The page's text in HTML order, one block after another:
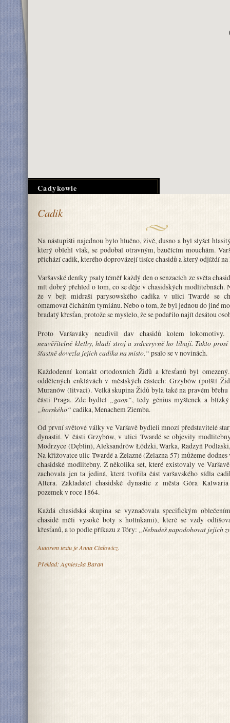
Cadykowie
Cadik
Na nástupišti najednou bylo hlučno, živě, dusno a byl slyšet
který oblehl vlak, se podobal otravným, bzučícím mouchám.
přichází cadik, kterého doprovázejí tisíce chasidů a který odjíždí na
Varšavské deníky psaly téměř každý den o senzacích ze světa
mít dobrý přehled o tom, co se děje v chasidských modlitebnách.
že v bejt midraši parysowského cadika v ulici Twardé se
omamovat čicháním tymiánu. Nebo o tom, že byl jednou do jiné
bradatý křesťan, protože se myslelo, že se podařilo najít desátou
Proto Varšaváky neudivil dav chasidů kolem lokomotivy.
neuvěřitelné kletby, hladí stroj a srdceryvně ho líbají. Takto
šťastně dovezla jejich cadika na místo,“ psalo se v novinách.
Každodenní kontakt ortodoxních Židů a křesťanů byl
oddělených enklávách v městských částech: Grzybów (polští
Muranów (litvaci). Velká skupina Židů byla také na pravém břehu
části Praga. Zde bydlel
„gaon“, tedy génius myšlenek a
„horského“ cadika, Menachem Ziemba.
Od první světové války ve Varšavě bydleli mnozí představitelé
dynastií. V části Grzybów, v ulici Twardé se objevily
Modrzyce (Dęblin), Aleksandrów Łódzki, Warka, Radzyń
Na křižovatce ulic Twardé a Żelazné (Żelazna 57) můžeme
chasidské modlitebny. Z několika set, které existovaly ve
zachovala jen ta jediná, která tvořila část varšavského sídla
Altera. Zakladatel chasidské dynastie z města Góra
pozemek v roce 1864.
Každá chasidská skupina se vyznačovala specifickým
chasidé měli vysoké boty s holínkami), které se vždy
křesťanů, a to podle příkazu z Tóry: „Nebudeš napodobovat jejich
Autorem textu je Anna Ciałowicz.
Překlad: Agnieszka Baran